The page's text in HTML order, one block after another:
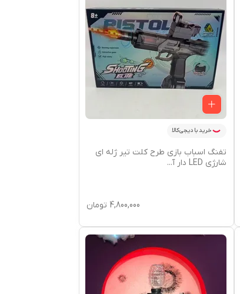
خرید با دیجی‌کالا
تفنگ اسباب بازی طرح کلت تیر ژله ای
شارژی LED دار آ
...
4,800,000 تومان